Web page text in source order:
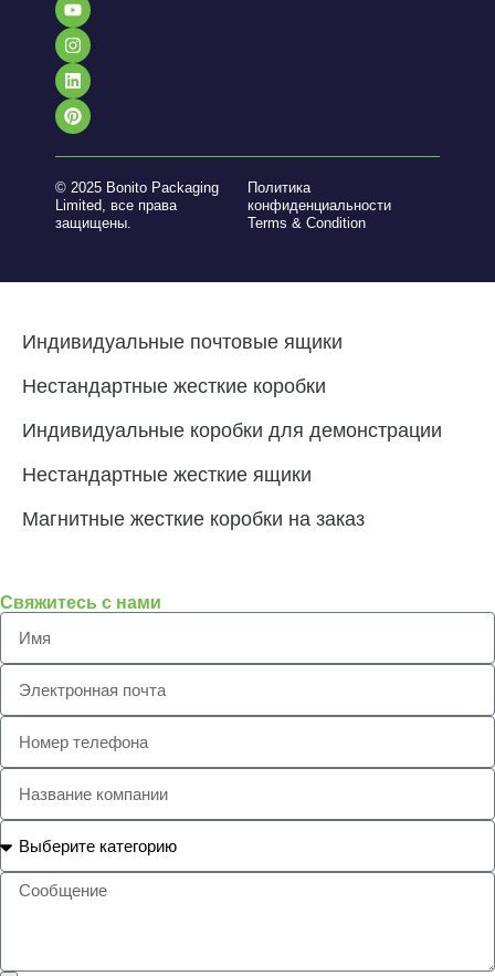
© 2025 Bonito Packaging
Limited, все права
защищены.
Политика
конфиденциальности
Terms & Condition
Индивидуальные почтовые ящики
Нестандартные жесткие коробки
Индивидуальные коробки для демонстрации
Нестандартные жесткие ящики
Магнитные жесткие коробки на заказ
Свяжитесь с нами